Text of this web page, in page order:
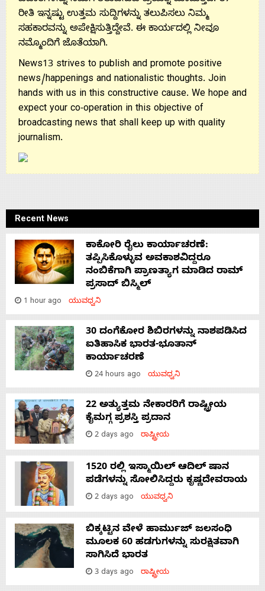
ರೀತಿ ಇನ್ನಷ್ಟು ಉತ್ತಮ ಸುದ್ದಿಗಳನ್ನು ತಲುಪಿಸಲು ನಿಮ್ಮ
ಸಹಕಾರವನ್ನು ಅಪೇಕ್ಷಿಸುತ್ತಿದ್ದೇವೆ. ಈ ಕಾರ್ಯದಲ್ಲಿ ನೀವೂ
ನಮ್ಮೊಂದಿಗೆ ಜೊತೆಯಾಗಿ.
News13 strives to publish and promote positive
news/happenings and nationalistic thoughts. Join
hands with us in this constructive cause. We hope and
expect your co-operation in this objective of
broadcasting news that shall keep up with quality
journalism.
Recent News
ಕಾಕೋರಿ ರೈಲು ಕಾರ್ಯಾಚರಣೆ:
ತಪ್ಪಿಸಿಕೊಳ್ಳುವ ಅವಕಾಶವಿದ್ದರೂ
ನಂಬಿಕೆಗಾಗಿ ಪ್ರಾಣತ್ಯಾಗ ಮಾಡಿದ ರಾಮ್
ಪ್ರಸಾದ್ ಬಿಸ್ಮಿಲ್
1 hour ago ಯುವಧ್ವನಿ
30 ದಂಗೆಕೋರ ಶಿಬಿರಗಳನ್ನು ನಾಶಪಡಿಸಿದ
ಐತಿಹಾಸಿಕ ಭಾರತ-ಭೂತಾನ್
ಕಾರ್ಯಾಚರಣೆ
24 hours ago ಯುವಧ್ವನಿ
22 ಅತ್ಯುತ್ತಮ ನೇಕಾರರಿಗೆ ರಾಷ್ಟ್ರೀಯ
ಕೈಮಗ್ಗ ಪ್ರಶಸ್ತಿ ಪ್ರದಾನ
2 days ago ರಾಷ್ಟ್ರೀಯ
1520 ರಲ್ಲಿ ಇಸ್ಮಾಯಿಲ್ ಆದಿಲ್ ಷಾನ
ಪಡೆಗಳನ್ನು ಸೋಲಿಸಿದ್ದರು ಕೃಷ್ಣದೇವರಾಯ
2 days ago ಯುವಧ್ವನಿ
ಬಿಕ್ಕಟ್ಟಿನ ವೇಳೆ ಹಾರ್ಮುಜ್ ಜಲಸಂಧಿ
ಮೂಲಕ 60 ಹಡಗುಗಳನ್ನು ಸುರಕ್ಷಿತವಾಗಿ
ಸಾಗಿಸಿದೆ ಭಾರತ
3 days ago ರಾಷ್ಟ್ರೀಯ